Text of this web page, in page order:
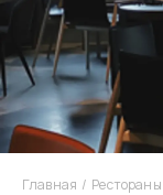
Главная / Рестораны